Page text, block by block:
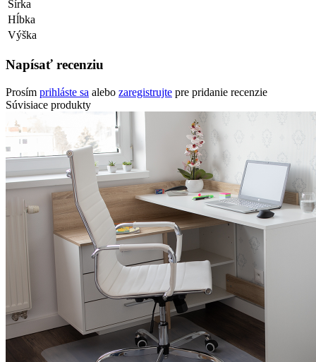
Šírka
Hĺbka
Výška
Napísať recenziu
Prosím prihláste sa alebo zaregistrujte pre pridanie recenzie
Súvisiace produkty